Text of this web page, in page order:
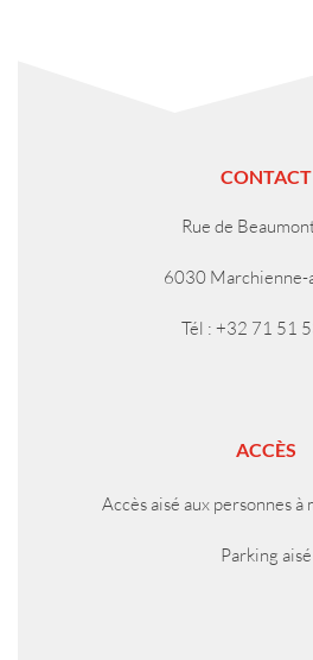
CONTACT
Rue de
6030 Marchienne-
Tél : +32 71 51
ACCÈS
Accès aisé aux personnes
Parking aisé